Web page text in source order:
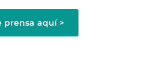
prensa aquí >